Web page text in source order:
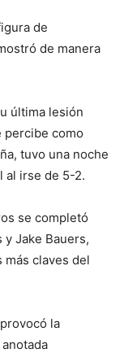
de
de manera
última lesión
percibe como
tuvo una noche
al irse de 5-2.
se completó
Jake Bauers,
claves del
la